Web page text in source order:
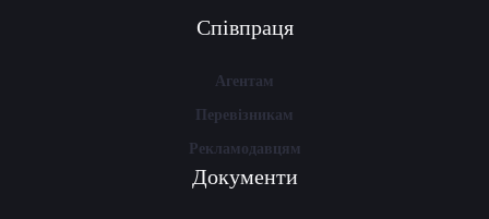
Співпраця
Агентам
Перевізникам
Рекламодавцям
Документи